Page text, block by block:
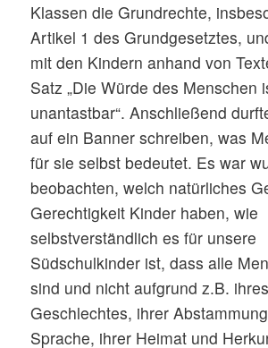
Klassen die Grundrechte,
Artikel 1 des Grundgesetztes,
mit den Kindern anhand von
Satz „Die Würde des Menschen
unantastbar“. Anschließend
auf ein Banner schreiben, was
für sie selbst bedeutet. Es war
beobachten, welch natürliches
Gerechtigkeit Kinder haben, wie
selbstverständlich es für unsere
Südschulkinder ist, dass alle
sind und nicht aufgrund z.B. ihres
Geschlechtes, ihrer
Sprache, ihrer Heimat und